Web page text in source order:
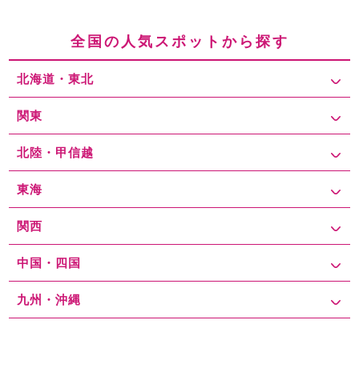
なる傾向にあり、1時間あたり300円前後、最大料金は1,200円～
1,800円程度が一般的です。駐車場は駅周辺に多数あるものの、特
に土日祝日は混雑しやすいため、事前に駐車場の位置や料金を確認
し、できるだけ早めに到着することがスムーズな駐車のポイントと
なります。混雑を避けるための対策としては、車で訪れる場合は、
較的安価で空いている場所を見つけやすくなります。また、駐車場
の料金体系は時間貸しと最大料金設定があるため、短時間の利用な
につながります。特に週末や祝日は多くの駐車場が満車になること
論、駐車場予約サービスを活用するとスムーズに駐車できます。生
駒駅周辺は交通の利便性が高く、多彩な施設が集まるエリアのた
め、駐車場の確保を事前に計画しながら、快適に訪れるための工夫
をするとより便利に利用できます。
全国の人気スポットから探す
北海道・東北
関東
北陸・甲信越
東海
関西
中国・四国
九州・沖縄